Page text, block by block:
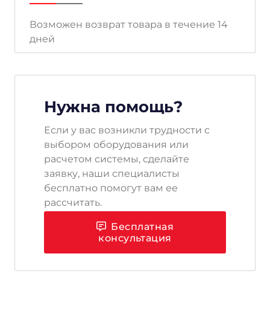
Возможен возврат товара в течение 14
дней
Нужна помощь?
Если у вас возникли трудности с
выбором оборудования или
расчетом системы, сделайте
заявку, наши специалисты
бесплатно помогут вам ее
рассчитать.
Бесплатная
консультация